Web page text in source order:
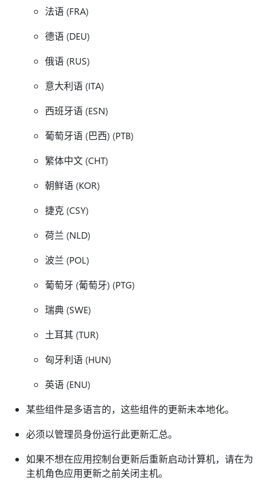
法语 (FRA)
德语 (DEU)
俄语 (RUS)
意大利语 (ITA)
西班牙语 (ESN)
葡萄牙语 (巴西) (PTB)
繁体中文 (CHT)
朝鲜语 (KOR)
捷克 (CSY)
荷兰 (NLD)
波兰 (POL)
葡萄牙 (葡萄牙) (PTG)
瑞典 (SWE)
土耳其 (TUR)
匈牙利语 (HUN)
英语 (ENU)
某些组件是多语言的，这些组件的更新未本地化。
必须以管理员身份运行此更新汇总。
如果不想在应用控制台更新后重新启动计算机，请在为
主机角色应用更新之前关闭主机。